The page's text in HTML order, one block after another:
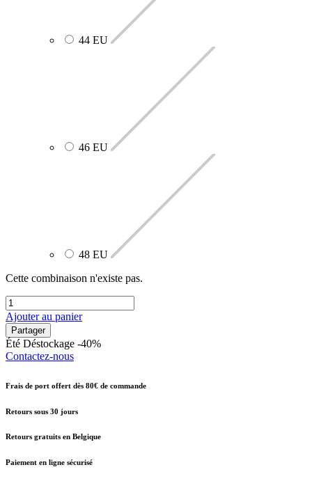
44 EU
46 EU
48 EU
Cette combinaison n'existe pas.
Ajouter au panier
Partager
Été Déstockage -40%
Contactez-nous
Frais de port offert dès 80€ de commande
Retours sous 30 jours
Retours gratuits en Belgique
Paiement en ligne sécurisé